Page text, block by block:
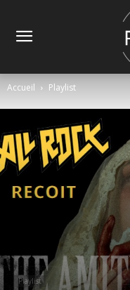
Accueil Playlist
Playlist